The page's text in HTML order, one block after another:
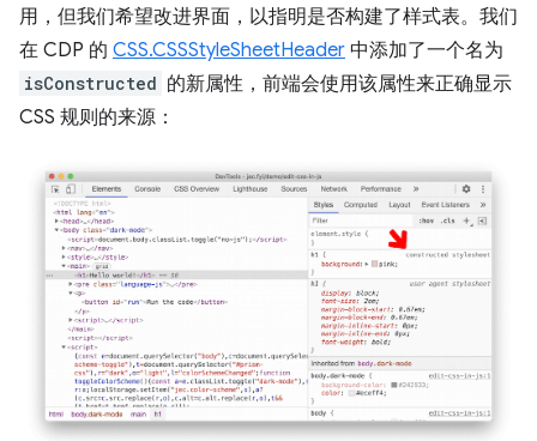
用，但我们希望改进界面，以指明是否构建了样式表。我们
在 CDP 的 CSS.CSSStyleSheetHeader 中添加了一个名为
isConstructed 的新属性，前端会使用该属性来正确显示
CSS 规则的来源：